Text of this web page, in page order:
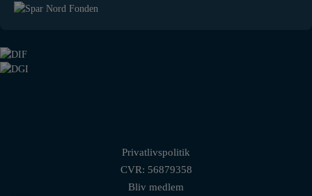
Privatlivspolitik
CVR: 56879358
Bliv medlem